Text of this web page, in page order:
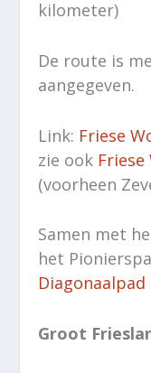
kilometer)
De route is
aangegeven.
Link: Friese
zie ook
(voorheen
Samen met
het
Diagonaalpad
Groot